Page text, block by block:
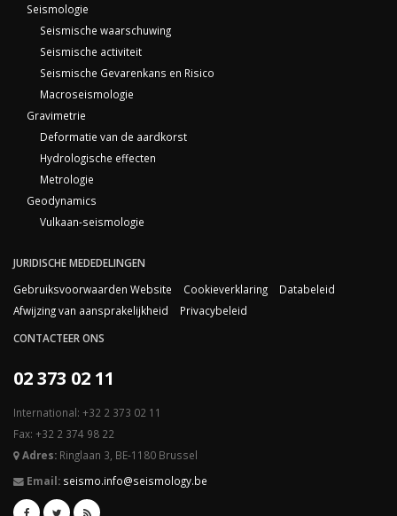
Seismologie
Seismische waarschuwing
Seismische activiteit
Seismische Gevarenkans en Risico
Macroseismologie
Gravimetrie
Deformatie van de aardkorst
Hydrologische effecten
Metrologie
Geodynamics
Vulkaan-seismologie
JURIDISCHE MEDEDELINGEN
Gebruiksvoorwaarden Website
Cookieverklaring
Databeleid
Afwijzing van aansprakelijkheid
Privacybeleid
CONTACTEER ONS
02 373 02 11
International: +32 2 373 02 11
Fax: +32 2 374 98 22
Adres: Ringlaan 3, BE-1180 Brussel
Email: seismo.info@seismology.be